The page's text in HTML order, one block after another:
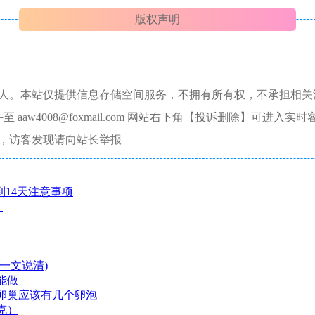
版权声明
。本站仅提供信息存储空间服务，不拥有所有权，不承担相
aaw4008@foxmail.com 网站右下角【投诉删除】可进入实时
访客发现请向站长举报
14天注意事项
文说清)
做
巢应该有几个卵泡